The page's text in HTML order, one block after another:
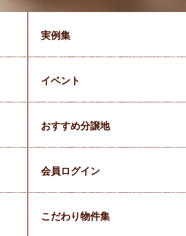
実例集
イベント
おすすめ分譲地
会員ログイン
こだわり物件集